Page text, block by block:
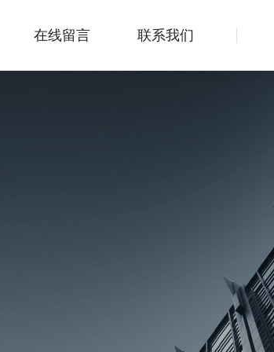
在线留言 联系我们